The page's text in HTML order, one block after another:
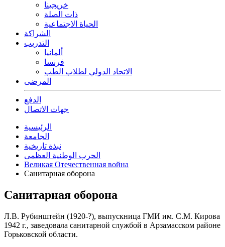
خريجينا
ذات الصلة
الحياة الاجتماعية
الشراكة
التدريب
ألمانيا
فرنسا
الاتحاد الدولي لطلاب الطب
المرضى
الدفع
جهات الاتصال
الرئيسية
الجامعة
نبذة تاريخية
الحرب الوطنية العظمى
Великая Отечественная война
Санитарная оборона
Санитарная оборона
Л.В. Рубинштейн (1920-?), выпускница ГМИ им. С.М. Кирова
1942 г., заведовала санитарной службой в Арзамасском районе
Горьковской области.